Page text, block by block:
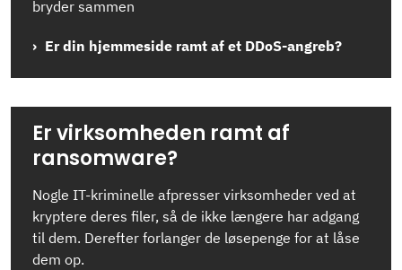
bryder sammen
Er din hjemmeside ramt af et DDoS-angreb?
Er virksomheden ramt af
ransomware?
Nogle IT-kriminelle afpresser virksomheder ved at
kryptere deres filer, så de ikke længere har adgang
til dem. Derefter forlanger de løsepenge for at låse
dem op.